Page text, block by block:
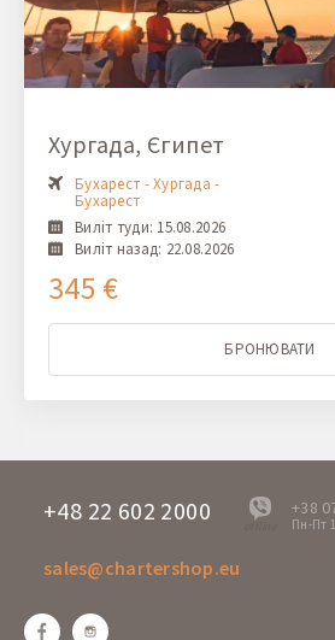
Хургада, Єгипет
Бухарест - Хургада -
Бухарест
Виліт туди: 15.08.2026
Виліт назад: 22.08.2026
345 €
БРОНЮВАТИ
+48 22 602 2000 +38
Пн-Пт
sales@chartershop.eu